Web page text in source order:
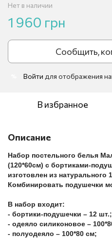
Нет в наличии
1 960 грн
Сообщить,
Войти для отображения
В избранное
Описание
Набор постельного белья
(120*60см) с бортиками-
изготовлен из натурального
Комбинировать подушечки
В набор входит:
- бортики-подушечки – 12 шт.;
- одеяло силиконовое –
- полуодеяло – 100*80 см;